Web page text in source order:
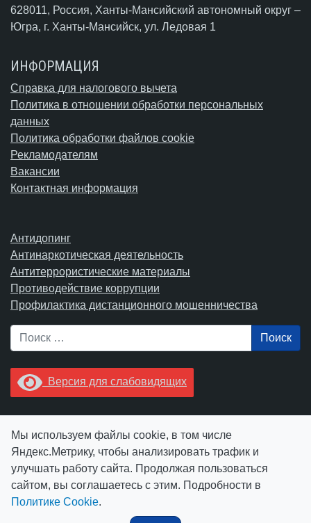
628011, Россия, Ханты-Мансийский автономный округ –
Югра, г. Ханты-Мансийск, ул. Ледовая 1
ИНФОРМАЦИЯ
Справка для налогового вычета
Политика в отношении обработки персональных
данных
Политика обработки файлов cookie
Рекламодателям
Вакансии
Контактная информация
Антидопинг
Антинаркотическая деятельность
Антитеррористические материалы
Противодействие коррупции
Профилактика дистанционного мошенничества
Поиск
Версия для слабовидящих
Ctrl+Enter.
© АУ "ЮграМегаСпорт" 2026
Мы используем файлы cookie, в том числе
Яндекс.Метрику, чтобы анализировать трафик и
улучшать работу сайта. Продолжая пользоваться
сайтом, вы соглашаетесь с этим. Подробности в
Политике Cookie.